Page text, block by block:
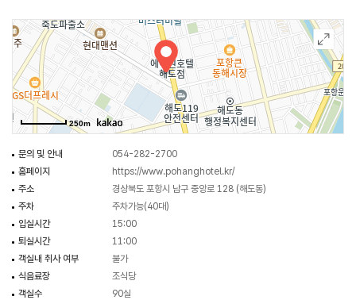
있고 피부에 닿는 린넨과 타월 등은 고급 제품을 사용한다. 허브(HUB)는 조식과
음료, 유쾌한 대화 등이 있는 복합공간이다. 말 그대로 호텔 내의 사교와
비즈니스, 식사, 음료가 1층의 탁 트인 개방적인 공간에 집중되어 있어 고객의
휴식을 위한 통로와도 같은 역할을 하는 거대한 공간이다. 대형 TV가 설치되어
있으며 호텔 내 어디서나 가능한 무선인터넷으로 식음료를 음미하면서 비즈니스
업무를 처리할 수도 있다.
250m
문의 및 안내
054-282-2700
홈페이지
https://www.pohanghotel.kr/
주소
경상북도 포항시 남구 중앙로 128 (해도동)
주차
주차가능(40대)
입실시간
15:00
퇴실시간
11:00
객실내 취사 여부
불가
식음료장
조식당
객실수
90실